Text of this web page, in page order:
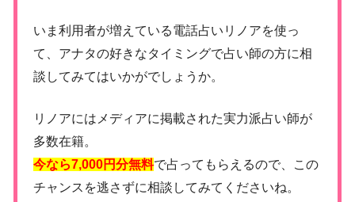
いま利用者が増えている電話占いリノアを使っ
て、アナタの好きなタイミングで占い師の方に相
談してみてはいかがでしょうか。
リノアにはメディアに掲載された実力派占い師が
多数在籍。
今なら7,000円分無料で占ってもらえるので、この
チャンスを逃さずに相談してみてくださいね。